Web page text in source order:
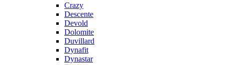
Crazy
Descente
Devold
Dolomite
Duvillard
Dynafit
Dynastar